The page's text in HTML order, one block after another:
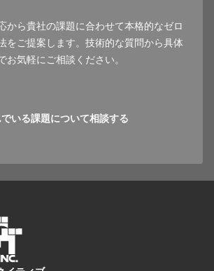
から貴社の課題に合わせて本格的なゼロ
をご提案します。技術的な質問から具体
お気軽にご相談ください。
いる課題について相談する